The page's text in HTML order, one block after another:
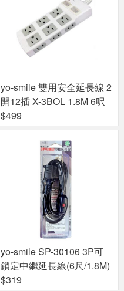
yo-smile 雙用安全延長線 2
開12插 X-3BOL 1.8M 6呎
$499
yo-smile SP-30106 3P可
鎖定中繼延長線(6尺/1.8M)
$319